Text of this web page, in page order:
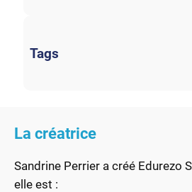
Tags
La créatrice
Sandrine Perrier a créé Edurezo
elle est :